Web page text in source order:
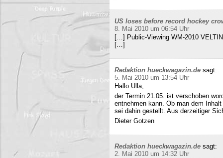
US loses before record hockey
8. Mai 2010 um 06:54 Uhr
[…] Public-Viewing WM-2010
[…]
Redaktion hueckwagazin.de sagt:
5. Mai 2010 um 13:54 Uhr
Hallo Ulla,
der Termin 21.05. ist verschoben
entnehmen kann. Ob man dem
sei dahin gestellt. Aus derzeitiger
Dieter Gotzen
Redaktion hueckwagazin.de sagt:
2. Mai 2010 um 14:32 Uhr